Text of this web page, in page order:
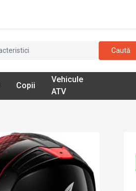
Caută
Copii
Vehicule
ATV